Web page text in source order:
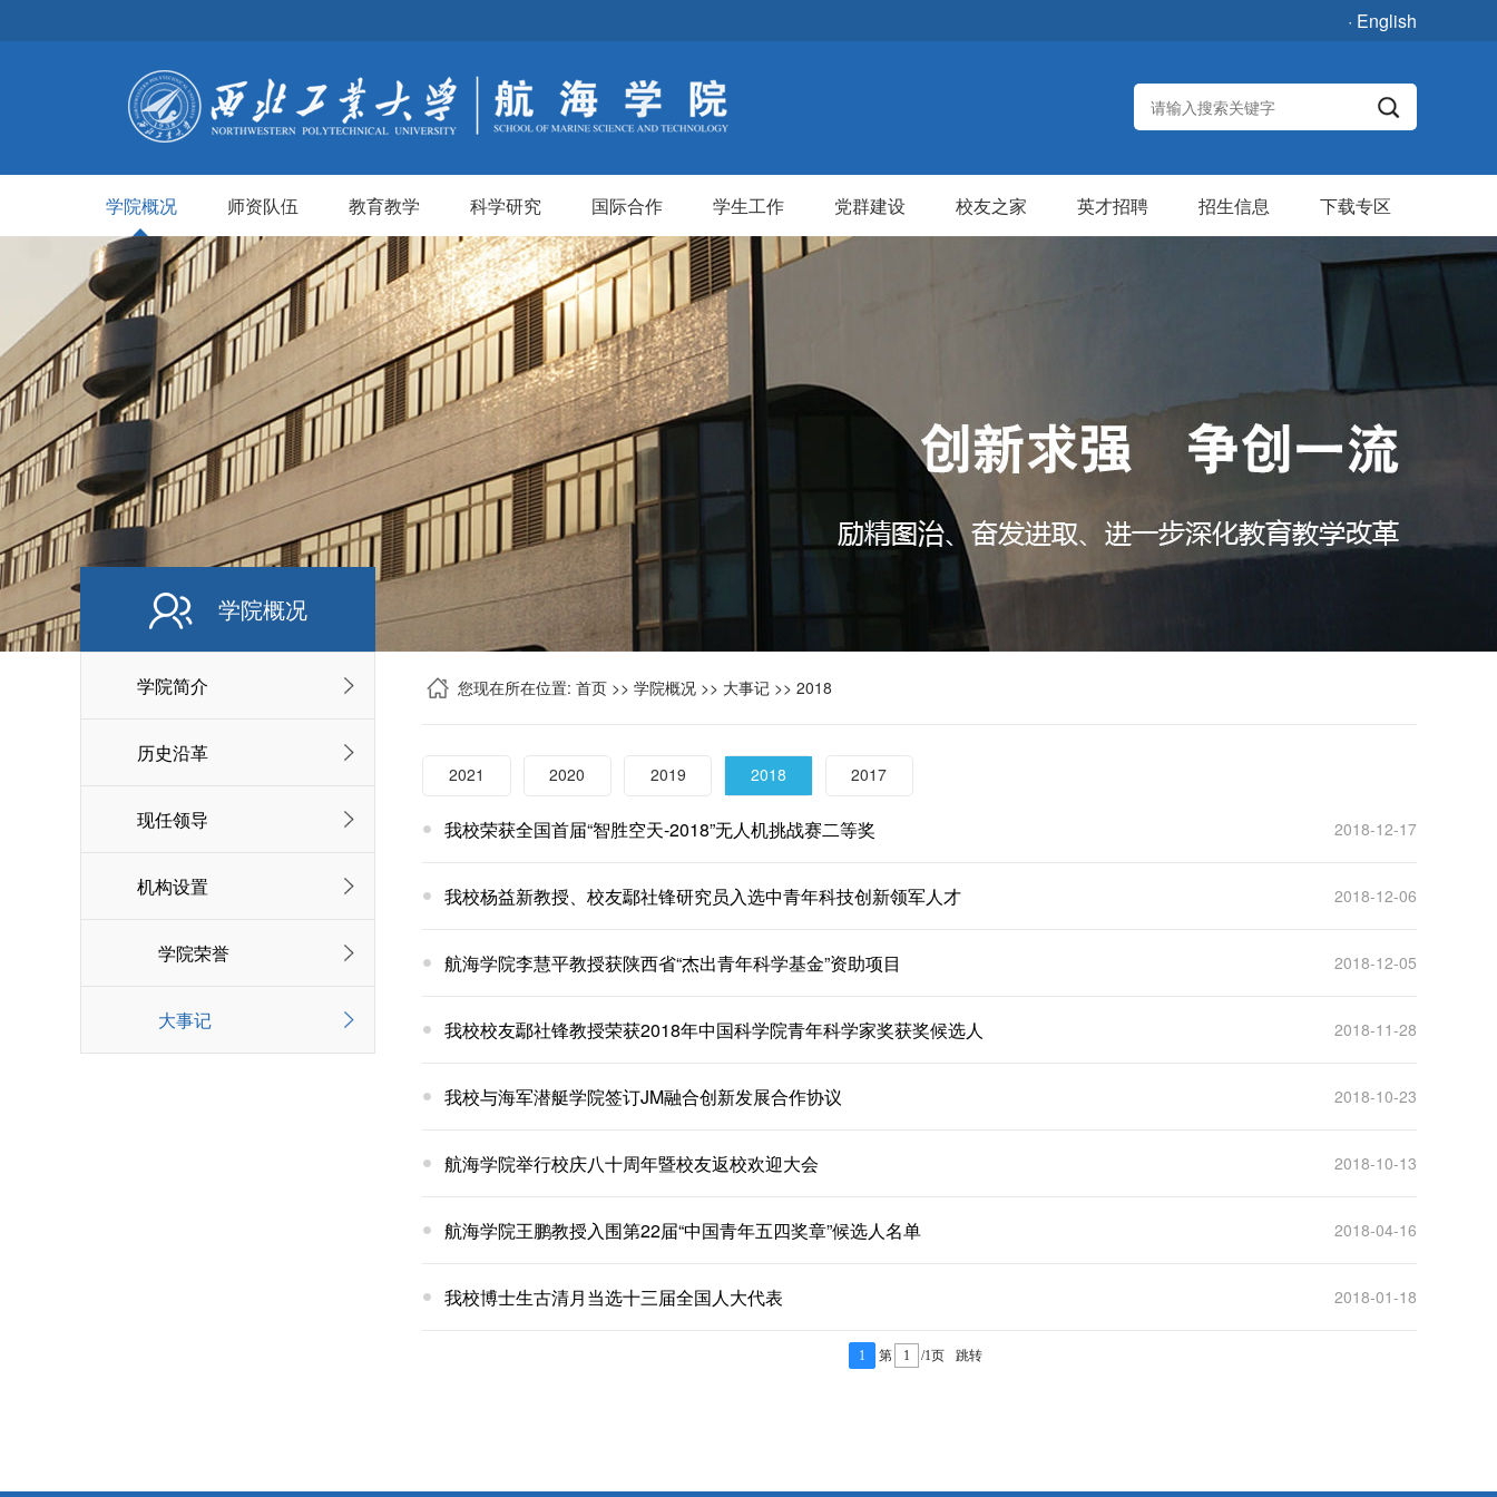
· English
学院概况 师资队伍 教育教学 科学研究 国际合作 学生工作 党群建设 校友之家 英才招聘 招生信息 下载专区
学院概况
学院简介
历史沿革
现任领导
机构设置
学院荣誉
大事记
您现在所在位置: 首页 >> 学院概况 >> 大事记 >> 2018
2021 2020 2019 2018 2017
我校荣获全国首届“智胜空天-2018”无人机挑战赛二等奖 2018-12-17
我校杨益新教授、校友鄢社锋研究员入选中青年科技创新领军人才 2018-12-06
航海学院李慧平教授获陕西省“杰出青年科学基金”资助项目 2018-12-05
我校校友鄢社锋教授荣获2018年中国科学院青年科学家奖获奖候选人 2018-11-28
我校与海军潜艇学院签订JM融合创新发展合作协议 2018-10-23
航海学院举行校庆八十周年暨校友返校欢迎大会 2018-10-13
航海学院王鹏教授入围第22届“中国青年五四奖章”候选人名单 2018-04-16
我校博士生古清月当选十三届全国人大代表 2018-01-18
1 第 /1页 跳转